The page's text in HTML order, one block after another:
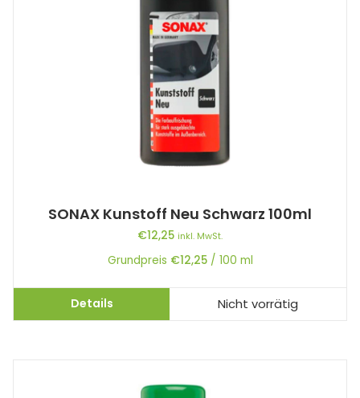
SONAX Kunstoff Neu Schwarz 100ml
€12,25 inkl. MwSt.
Grundpreis €12,25/ 100 ml
Details Nicht vorrätig